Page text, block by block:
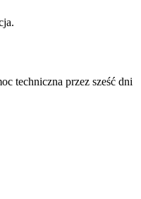
techniczna przez sześć dni